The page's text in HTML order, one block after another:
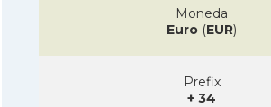
Moneda
Euro (EUR)
Prefix
+ 34